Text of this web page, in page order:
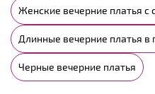
Женские вечерние платья с
Длинные вечерние платья в
Черные вечерние платья